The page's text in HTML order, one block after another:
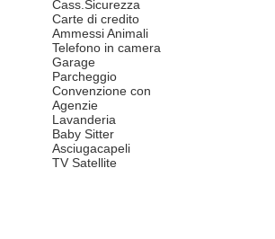
Cass.Sicurezza
Carte di credito
Ammessi Animali
Telefono in camera
Garage
Parcheggio
Convenzione con
Agenzie
Lavanderia
Baby Sitter
Asciugacapeli
TV Satellite